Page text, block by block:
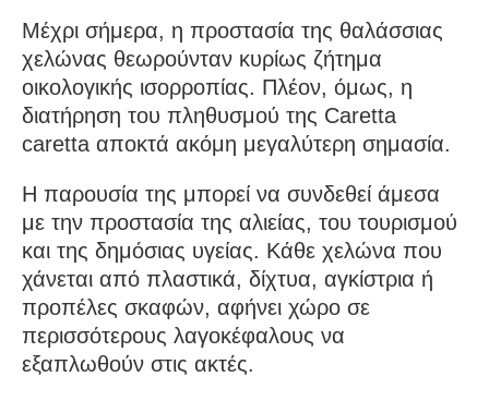
Μέχρι σήμερα, η προστασία της θαλάσσιας
χελώνας θεωρούνταν κυρίως ζήτημα
οικολογικής ισορροπίας. Πλέον, όμως, η
διατήρηση του πληθυσμού της Caretta
caretta αποκτά ακόμη μεγαλύτερη σημασία.
Η παρουσία της μπορεί να συνδεθεί άμεσα
με την προστασία της αλιείας, του τουρισμού
και της δημόσιας υγείας. Κάθε χελώνα που
χάνεται από πλαστικά, δίχτυα, αγκίστρια ή
προπέλες σκαφών, αφήνει χώρο σε
περισσότερους λαγοκέφαλους να
εξαπλωθούν στις ακτές.